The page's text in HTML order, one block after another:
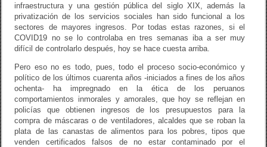
infraestructura y una gestión pública del siglo XIX, además la
privatización de los servicios sociales han sido funcional a los
sectores de mayores ingresos. Por todas estas razones, si el
COVID19 no se lo controlaba en tres semanas iba a ser muy
difícil de controlarlo después, hoy se hace cuesta arriba.
Pero eso no es todo, pues, todo el proceso socio-económico y
político de los últimos cuarenta años -iniciados a fines de los años
ochenta- ha impregnado en la ética de los peruanos
comportamientos inmorales y amorales, que hoy se reflejan en
policías que obtienen ingresos de los presupuestos para la
compra de máscaras o de ventiladores, alcaldes que se roban la
plata de las canastas de alimentos para los pobres, tipos que
venden certificados falsos de no estar contaminado por el